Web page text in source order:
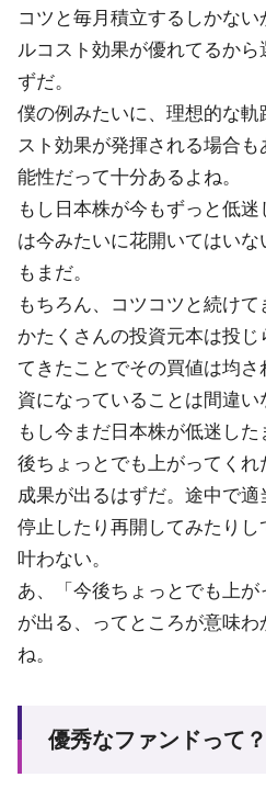
コツと毎月積立するしかな
ルコスト効果が優れてるか
ずだ。
僕の例みたいに、理想的な軌
スト効果が発揮される場合
能性だって十分あるよね。
もし日本株が今もずっと低
は今みたいに花開いてはい
もまだ。
もちろん、コツコツと続け
かたくさんの投資元本は投
てきたことでその買値は均
資になっていることは間違い
もし今まだ日本株が低迷し
後ちょっとでも上がってくれ
成果が出るはずだ。途中で
停止したり再開してみたり
叶わない。
あ、「今後ちょっとでも上
が出る、ってところが意味
ね。
優秀なファンドって？